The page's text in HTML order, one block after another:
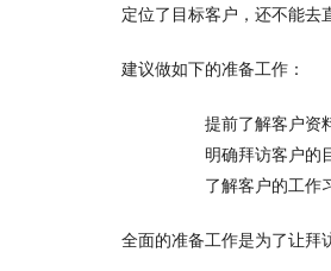
定位了目标客户，还不能去
建议做如下的准备工作：
提前了解客户资
明确拜访客户的
了解客户的工作
全面的准备工作是为了让拜